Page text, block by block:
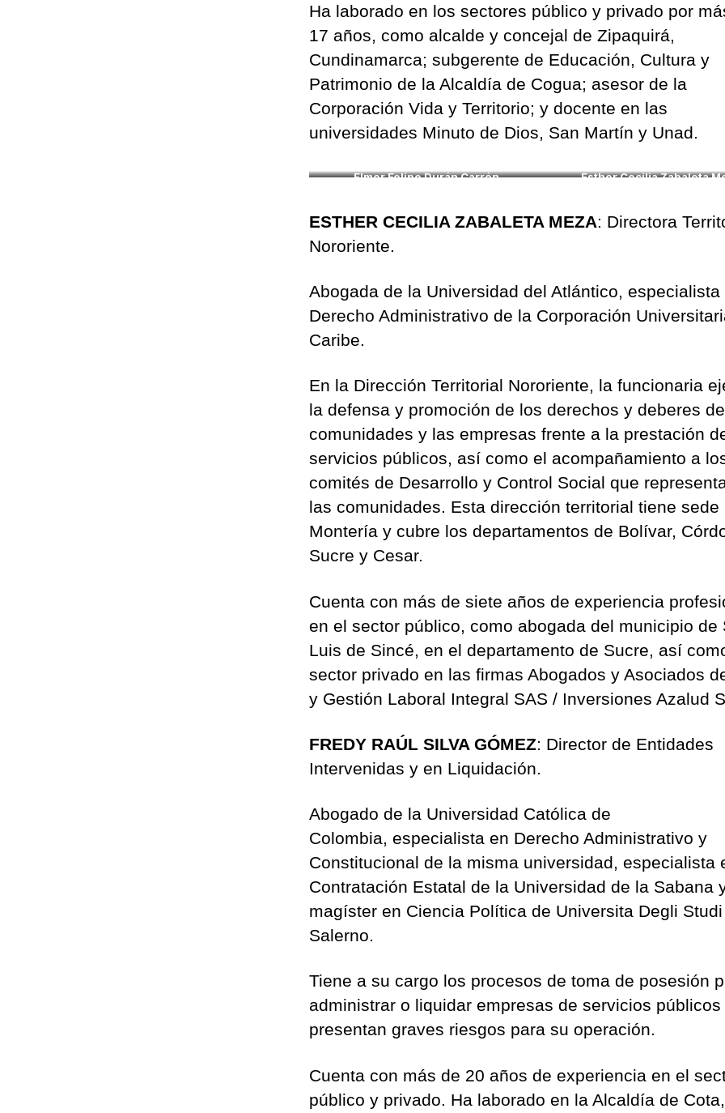
Ha laborado en los sectores público y privado por
17 años, como alcalde y concejal de Zipaquirá,
Cundinamarca; subgerente de Educación, Cultura y
Patrimonio de la Alcaldía de Cogua; asesor de la
Corporación Vida y Territorio; y docente en las
universidades Minuto de Dios, San Martín y Unad.
Elmer Felipe Durán Carrón Esther Cecilia Zabaleta
ESTHER CECILIA ZABALETA MEZA: Directora
Nororiente.
Abogada de la Universidad del Atlántico, especialista
Derecho Administrativo de la Corporación
Caribe.
En la Dirección Territorial Nororiente, la funcionaria
la defensa y promoción de los derechos y deberes
comunidades y las empresas frente a la prestación
servicios públicos, así como el acompañamiento a
comités de Desarrollo y Control Social que
las comunidades. Esta dirección territorial tiene sede
Montería y cubre los departamentos de Bolívar,
Sucre y Cesar.
Cuenta con más de siete años de experiencia
en el sector público, como abogada del municipio de
Luis de Sincé, en el departamento de Sucre, así
sector privado en las firmas Abogados y Asociados
y Gestión Laboral Integral SAS / Inversiones Azalud
FREDY RAÚL SILVA GÓMEZ: Director de Entidades
Intervenidas y en Liquidación.
Abogado de la Universidad Católica de
Colombia, especialista en Derecho Administrativo y
Constitucional de la misma universidad, especialista
Contratación Estatal de la Universidad de la Sabana
magíster en Ciencia Política de Universita Degli Studi
Salerno.
Tiene a su cargo los procesos de toma de posesión
administrar o liquidar empresas de servicios públicos
presentan graves riesgos para su operación.
Cuenta con más de 20 años de experiencia en el
público y privado. Ha laborado en la Alcaldía de Cota,